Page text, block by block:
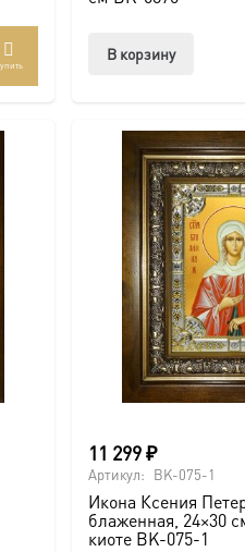
В корзину
11 299₽
Артикул: BK-075-1
Икона Ксения
блаженная, 24×30
киоте BK-075-1